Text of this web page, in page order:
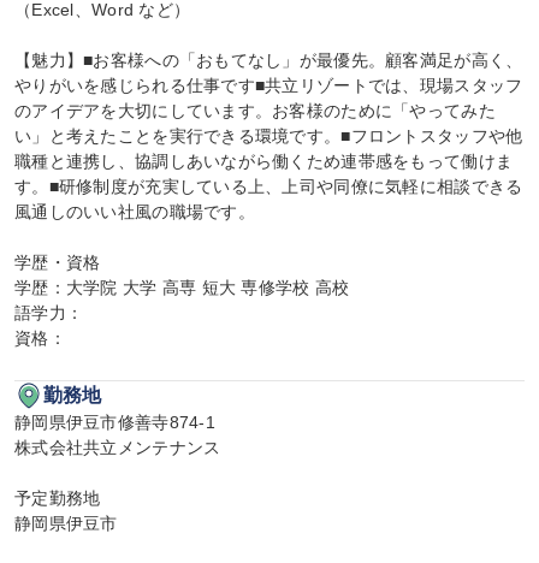
（Excel、Word など）
【魅力】■お客様への「おもてなし」が最優先。顧客満足が高く、
やりがいを感じられる仕事です■共立リゾートでは、現場スタッフ
のアイデアを大切にしています。お客様のために「やってみた
い」と考えたことを実行できる環境です。■フロントスタッフや他
職種と連携し、協調しあいながら働くため連帯感をもって働けま
す。■研修制度が充実している上、上司や同僚に気軽に相談できる
風通しのいい社風の職場です。
学歴・資格
学歴：大学院 大学 高専 短大 専修学校 高校
語学力：
資格：
勤務地
静岡県伊豆市修善寺874-1
株式会社共立メンテナンス
予定勤務地
静岡県伊豆市